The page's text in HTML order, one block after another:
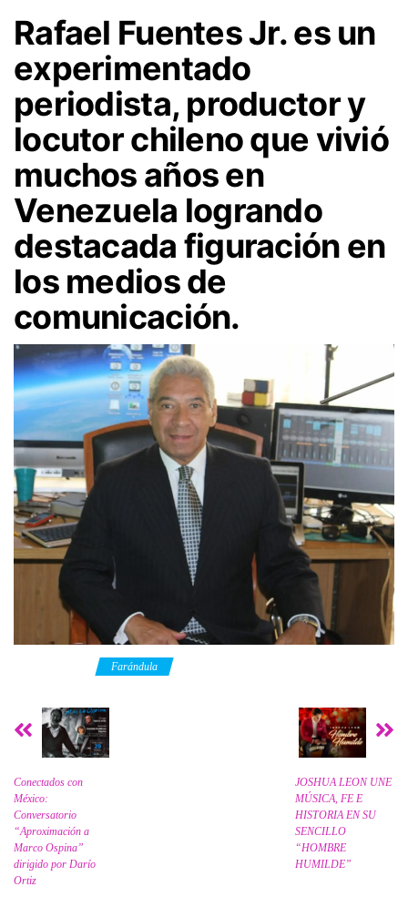
Rafael Fuentes Jr. es un
experimentado
periodista, productor y
locutor chileno que vivió
muchos años en
Venezuela logrando
destacada figuración en
los medios de
comunicación.
Farándula
Conectados con
México:
Conversatorio
“Aproximación a
Marco Ospina”
dirigido por Darío
Ortiz
JOSHUA LEON UNE
MÚSICA, FE E
HISTORIA EN SU
SENCILLO
“HOMBRE
HUMILDE”